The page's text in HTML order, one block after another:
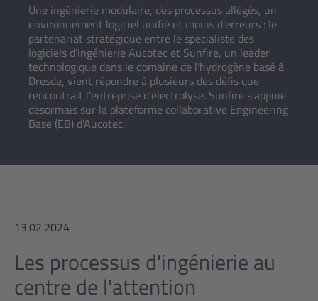
Une ingénierie modulaire, des processus allégés, un
environnement logiciel unifié et moins d'erreurs : le
partenariat stratégique entre le spécialiste des
logiciels d'ingénierie Aucotec et Sunfire, un leader
technologique dans le domaine de l'hydrogène basé à
Dresde, vient répondre à plusieurs des défis que
rencontrait l'entreprise d'électrolyse. Sunfire s'appuie
désormais sur la plateforme collaborative Engineering
Base (EB) d'Aucotec.
13.02.2024
Les processus d'ingénierie au
centre de l'attention